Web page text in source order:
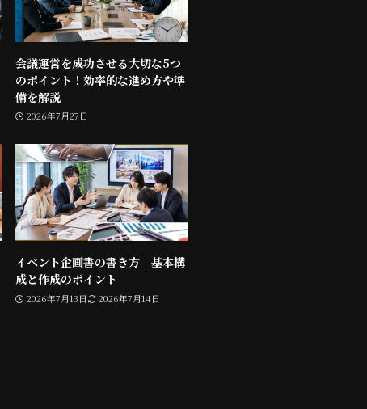
会議運営を成功させる大切な5つ
のポイント！効率的な進め方や準
備を解説
2026年7月27日
イベント企画書の書き方｜基本構
成と作成のポイント
2026年7月13日 2026年7月14日